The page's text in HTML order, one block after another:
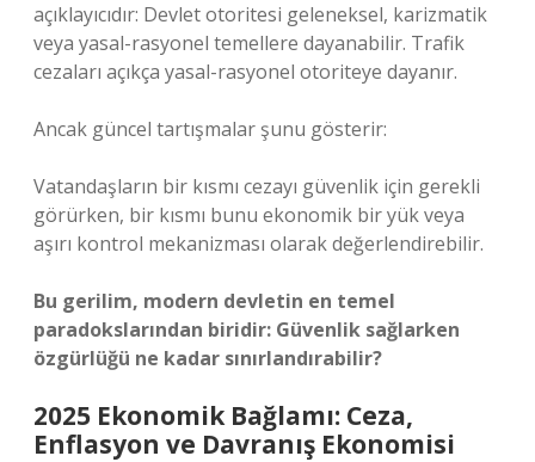
açıklayıcıdır: Devlet otoritesi geleneksel, karizmatik
veya yasal-rasyonel temellere dayanabilir. Trafik
cezaları açıkça yasal-rasyonel otoriteye dayanır.
Ancak güncel tartışmalar şunu gösterir:
Vatandaşların bir kısmı cezayı güvenlik için gerekli
görürken, bir kısmı bunu ekonomik bir yük veya
aşırı kontrol mekanizması olarak değerlendirebilir.
Bu gerilim, modern devletin en temel
paradokslarından biridir: Güvenlik sağlarken
özgürlüğü ne kadar sınırlandırabilir?
2025 Ekonomik Bağlamı: Ceza,
Enflasyon ve Davranış Ekonomisi